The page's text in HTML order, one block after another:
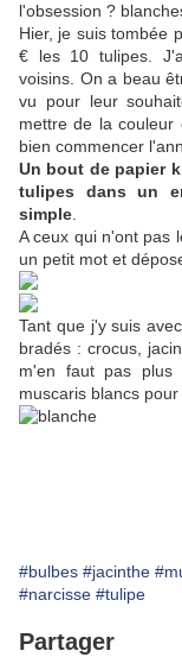
l'obsession ?
Hier, je suis tombée
€ les 10 tulipes.
voisins. On a beau
vu pour leur
mettre de la couleur
bien commencer
Un bout de papier
tulipes dans un
simple
A ceux qui n'ont pas
un petit mot et
Tant que j'y suis
bradés : crocus,
m'en faut pas plus
muscaris blancs
#bulbes #jacinthe
#narcisse #tulipe
Partager